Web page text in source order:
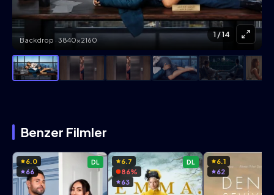
Backdrop · 3840×2160
1 / 14
Benzer Filmler
DL
6.0
66
DL
6.7
86%
63
6.1
62